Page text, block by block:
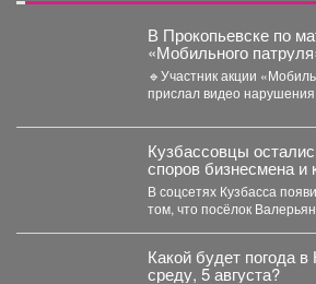
В Прокопьевске по
«Мобильного
автомобилист,
нарушил ПДД
🔹Участник акции
прислал видео
«БМВ» в...
Кузбассовцы
споров бизнесмена
В соцсетях Кузбасса
том, что посёлок
Какой будет погода
среду, 5 августа?